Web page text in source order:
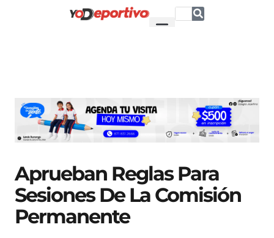
Aprueban Reglas Para
Sesiones De La Comisión
Permanente